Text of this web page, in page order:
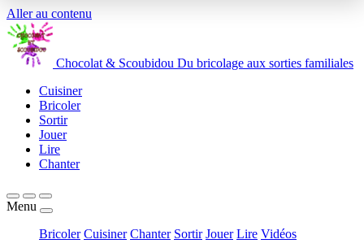
Aller au contenu
Chocolat & Scoubidou Du bricolage aux sorties familiales
Cuisiner
Bricoler
Sortir
Jouer
Lire
Chanter
Menu
Bricoler Cuisiner Chanter Sortir Jouer Lire Vidéos